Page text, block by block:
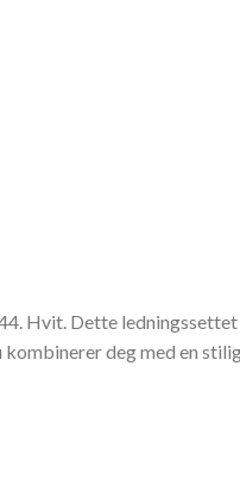
Hvit. Dette
deg med en